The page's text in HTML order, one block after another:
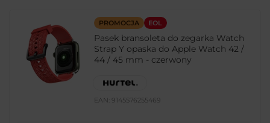
PROMOCJA EOL
Pasek bransoleta do zegarka Watch
Strap Y opaska do Apple Watch 42 /
44 / 45 mm - czerwony
EAN: 9145576255469